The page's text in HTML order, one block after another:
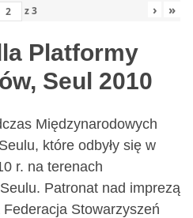
z3 › »
Platformy
Seul 2010
Międzynarodowych
które odbyły się w
r. na terenach
Patronat nad imprezą
Stowarzyszeń